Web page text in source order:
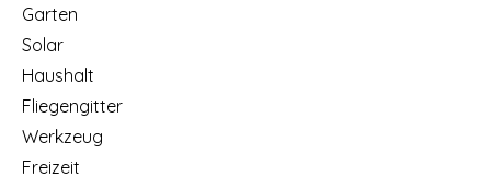
Garten
Solar
Haushalt
Fliegengitter
Werkzeug
Freizeit